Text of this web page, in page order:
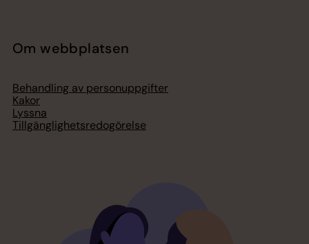
Om webbplatsen
Behandling av personuppgifter
Kakor
Lyssna
Tillgänglighetsredogörelse